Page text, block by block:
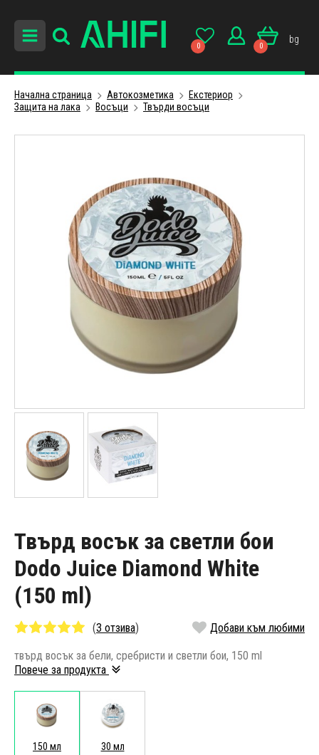
0 0
bg
Начална страница Автокозметика
Екстериор
Защита на лака
Восъци Твърди восъци
Твърд восък за светли бои
Dodo Juice Diamond White
(150 ml)
(3 отзива) Добави към любими
твърд восък за бели, сребристи и светли бои, 150 ml
Повече за продукта
150 мл 30 мл